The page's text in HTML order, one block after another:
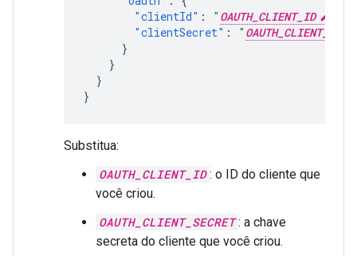
"clientId" : " OAUTH_CLIENT_ID
"clientSecret" : "
}
}
}
}
Substitua:
OAUTH_CLIENT_ID : o ID do cliente que
você criou.
OAUTH_CLIENT_SECRET : a chave
secreta do cliente que você criou.